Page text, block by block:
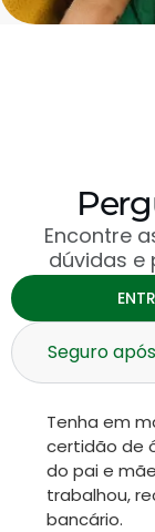
Seguro
Tenha em
certidão de
do pai e
trabalhou,
bancário.
Encontre
dúvidas e